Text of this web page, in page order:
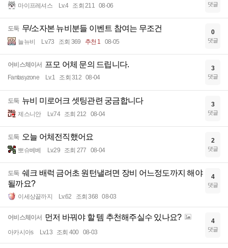
마이프레셔스 Lv.4 조회 211 08-06 댓글
도둑 무/소자본 뉴비분들 이벤트 참여는 무조건
늘뉴비 Lv.73 조회 369 추천 1 08-05
0
댓글
어비스체이서 프모 어체 문의 드립니다.
Fantasyzone Lv.1 조회 312 08-04
3
댓글
도둑 뉴비 미로어크 셋팅관련 궁금합니다
제스니안 Lv.74 조회 212 08-04
3
댓글
도둑 오늘 어체전직했어요
뽀슈베베 Lv.29 조회 277 08-04
2
댓글
도둑 쉐크 배럭 금어초 원턴낼려면 장비 어느정도까지 해야
될까요?
이세상끝까지 Lv.62 조회 368 08-03
4
댓글
어비스체이서 먼저 바꿔야 할 템 추천해주실수 있나요?
아카시아s Lv.13 조회 400 08-03
4
댓글